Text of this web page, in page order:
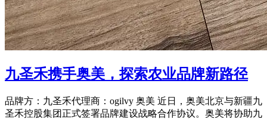
九圣禾携手奥美，探索农业品牌新路径
品牌方：九圣禾代理商：ogilvy 奥美 近日，奥美北京与新疆九
圣禾控股集团正式签署品牌建设战略合作协议。奥美将协助九